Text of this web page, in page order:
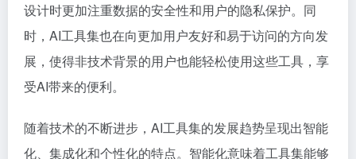
设计时更加注重数据的安全性和用户的隐私保护。同
时，AI工具集也在向更加用户友好和易于访问的方向发
展，使得非技术背景的用户也能轻松使用这些工具，享
受AI带来的便利。
随着技术的不断进步，AI工具集的发展趋势呈现出智能
化、集成化和个性化的特点。智能化意味着工具集能够